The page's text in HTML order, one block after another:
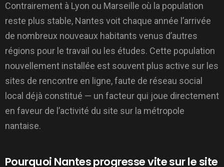
Contrairement à Lyon ou Marseille où la population
reste plus stable, Nantes voit chaque année l’arrivée
de nombreux nouveaux habitants venus d’autres
régions pour le travail ou les études. Cette population
nouvellement installée est souvent plus active sur les
sites de rencontre en ligne, faute de réseau social
local déjà constitué — un facteur qui joue directement
en faveur de l’activité du site sur la métropole
nantaise.
Pourquoi Nantes progresse vite sur le site